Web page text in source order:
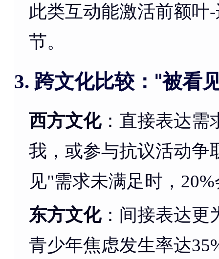
此类互动能激活前额叶
节。
3. 跨文化比较："被看
西方文化：直接表达需
我，或参与抗议活动争
见"需求未满足时，
东方文化：间接表达更
青少年焦虑发生率达